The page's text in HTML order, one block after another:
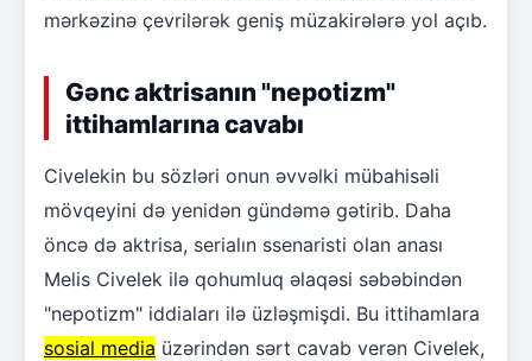
mərkəzinə çevrilərək geniş müzakirələrə yol açıb.
Gənc aktrisanın "nepotizm"
ittihamlarına cavabı
Civelekin bu sözləri onun əvvəlki mübahisəli
mövqeyini də yenidən gündəmə gətirib. Daha
öncə də aktrisa, serialın ssenaristi olan anası
Melis Civelek ilə qohumluq əlaqəsi səbəbindən
"nepotizm" iddiaları ilə üzləşmişdi. Bu ittihamlara
sosial media üzərindən sərt cavab verən Civelek,